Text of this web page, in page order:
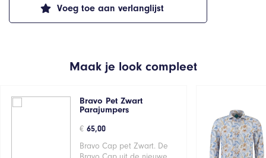
Voeg toe aan verlanglijst
Maak je look compleet
Bravo Pet Zwart
Parajumpers
€ 65,00
Bravo Cap pet Zwart. De